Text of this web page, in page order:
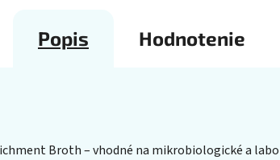
Popis Hodnotenie
Broth – vhodné na mikrobiologické a